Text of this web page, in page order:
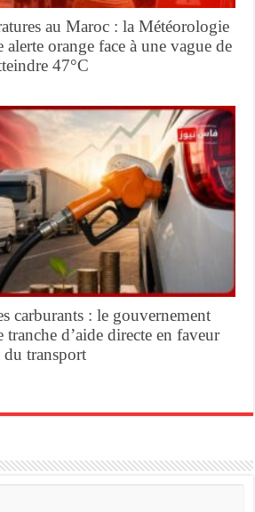
au Maroc : la Météorologie
alerte orange face à une vague de
47°C
carburants : le gouvernement
d’aide directe en faveur
du transport